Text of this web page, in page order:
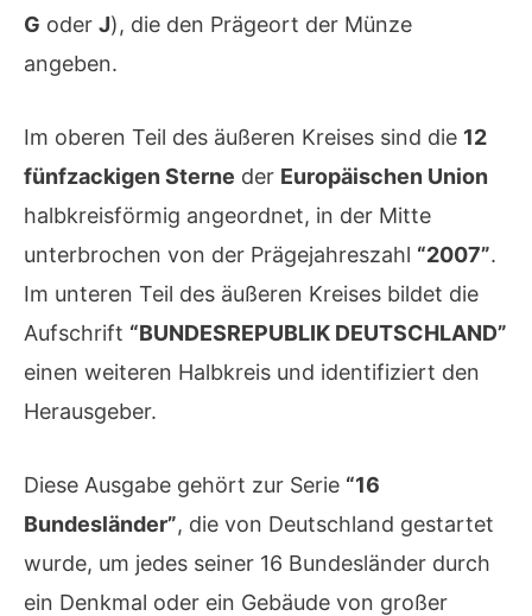
G oder J), die den Prägeort der Münze
angeben.
Im oberen Teil des äußeren Kreises sind die 12
fünfzackigen Sterne der Europäischen Union
halbkreisförmig angeordnet, in der Mitte
unterbrochen von der Prägejahreszahl “2007”.
Im unteren Teil des äußeren Kreises bildet die
Aufschrift “BUNDESREPUBLIK DEUTSCHLAND”
einen weiteren Halbkreis und identifiziert den
Herausgeber.
Diese Ausgabe gehört zur Serie “16
Bundesländer”, die von Deutschland gestartet
wurde, um jedes seiner 16 Bundesländer durch
ein Denkmal oder ein Gebäude von großer